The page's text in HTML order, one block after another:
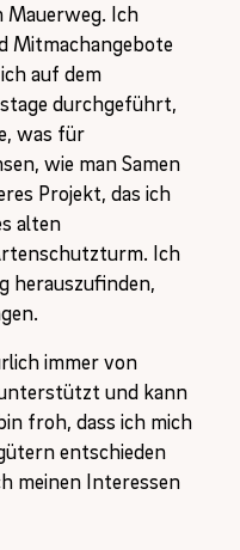
Mauerweg. Ich
Mitmachangebote
auf dem
durchgeführt,
was für
wie man Samen
Projekt, das ich
alten
Ich
herauszufinden,
immer von
und kann
froh, dass ich mich
entschieden
meinen Interessen